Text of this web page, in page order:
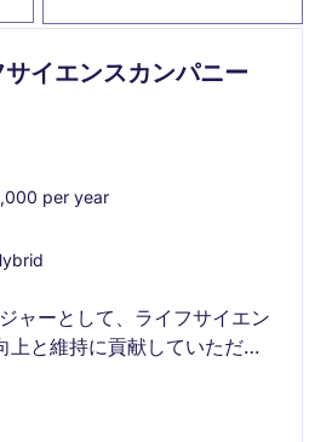
イエンスカンパニー
per year
ャーとして、ライフサイエン
上と維持に貢献していただき
リーダーシップを担っていた